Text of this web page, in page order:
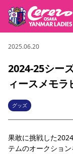
試合・チーム
試合について
試合日程 / 結果
チームについて
選手・スタッフ ス
観戦する
チケット
チケット情報 価格
クラブを知る
2025.06.20
2024-25シー
ィースメモ
グッズ
果敢に挑戦した
テムのオークション